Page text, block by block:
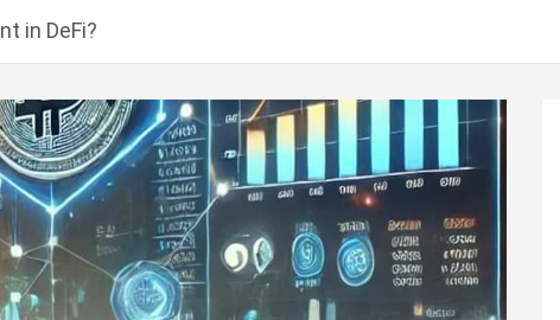
in DeFi?